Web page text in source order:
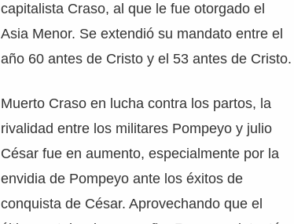
capitalista Craso, al que le fue otorgado el
Asia Menor. Se extendió su mandato entre el
año 60 antes de Cristo y el 53 antes de Cristo.
Muerto Craso en lucha contra los partos, la
rivalidad entre los militares Pompeyo y julio
César fue en aumento, especialmente por la
envidia de Pompeyo ante los éxitos de
conquista de César. Aprovechando que el